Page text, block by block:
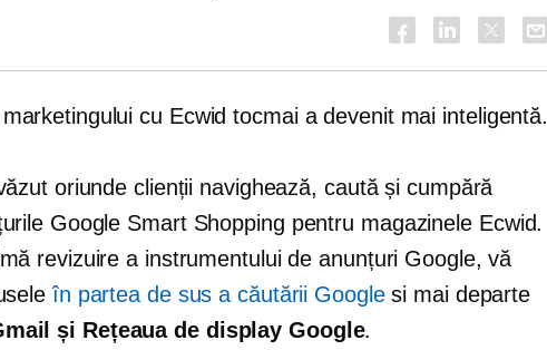
cu Ecwid tocmai a devenit mai inteligentă.
oriunde clienții navighează, caută și cumpără
Google Smart Shopping pentru magazinele Ecwid.
revizuire a instrumentului de anunțuri Google, vă
în partea de sus a căutării Googlesi mai departe
și Rețeaua de display Google.